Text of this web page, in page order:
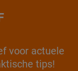
voor actuele
tips!